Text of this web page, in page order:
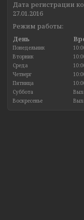
Дата регистрации
27.01.2016
Режим работы:
День
Понедельник
Вторник
Среда
Четверг
Пятница
Суббота
Воскресенье